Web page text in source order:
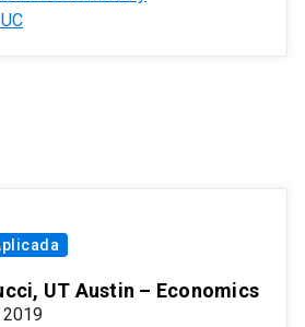
UT Austin – Economics